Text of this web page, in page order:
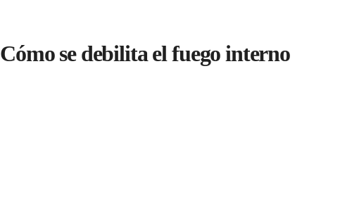
Cómo se debilita el fuego interno